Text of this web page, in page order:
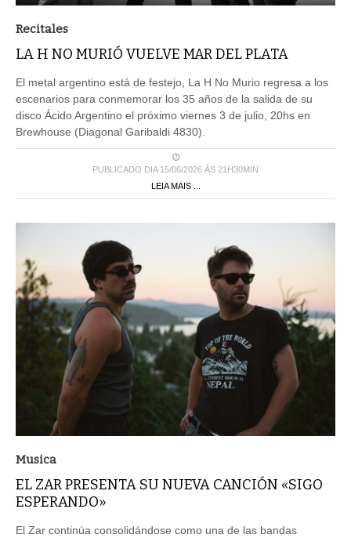
Recitales
LA H NO MURIÓ VUELVE MAR DEL PLATA
El metal argentino está de festejo, La H No Murio regresa a los
escenarios para conmemorar los 35 años de la salida de su
disco Ácido Argentino el próximo viernes 3 de julio, 20hs en
Brewhouse (Diagonal Garibaldi 4830).
PUBLICADO DIA 15/06/2026 ÀS 21H30MIN
LEIA MAIS ...
Musica
EL ZAR PRESENTA SU NUEVA CANCIÓN «SIGO
ESPERANDO»
El Zar continúa consolidándose como una de las bandas